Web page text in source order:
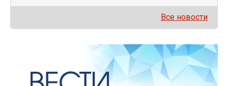
Все новости